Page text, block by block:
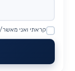
Website
קראתי ואני מאשר/